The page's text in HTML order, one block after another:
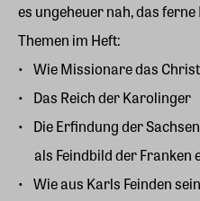
es ungeheuer nah, das
Themen im Heft:
Wie Missionare das
Das Reich der Karolinger
Die Erfindung der
als Feindbild der Franken
Wie aus Karls Feinden